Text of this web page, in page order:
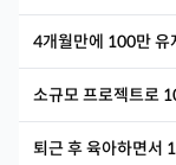
4개월만에 100만 유
소규모 프로젝트로
퇴근 후 육아하면서